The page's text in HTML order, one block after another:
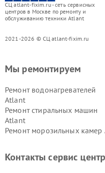
СЦ atlant-fixim.ru - сеть сервисных
центров в Москве по ремонту и
обслуживанию техники Atlant
2021-2026 © СЦ atlant-fixim.ru
Мы ремонтируем
Ремонт водонагревателей
Atlant
Ремонт стиральных машин
Atlant
Ремонт морозильных камер
Контакты сервис